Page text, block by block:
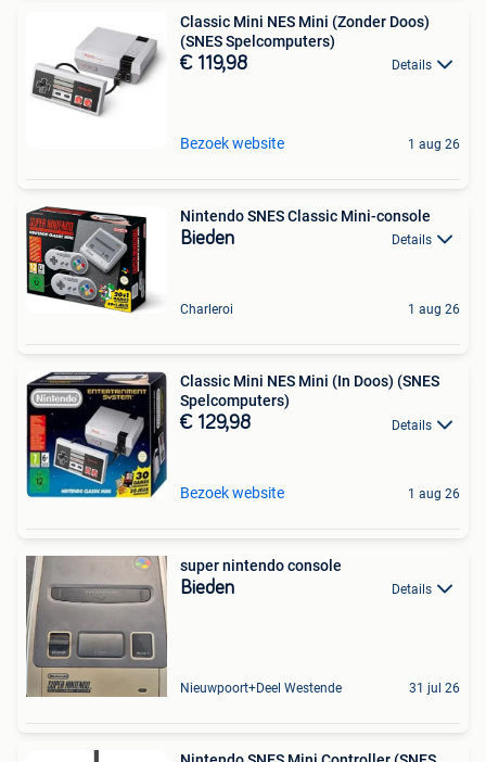
Classic Mini NES Mini (Zonder Doos)
(SNES Spelcomputers)
€ 119,98 Details
Bezoek website 1 aug 26
Nintendo SNES Classic Mini-console
Bieden Details
Charleroi 1 aug 26
Classic Mini NES Mini (In Doos) (SNES
Spelcomputers)
€ 129,98 Details
Bezoek website 1 aug 26
super nintendo console
Bieden Details
Nieuwpoort+Deel Westende 31 jul 26